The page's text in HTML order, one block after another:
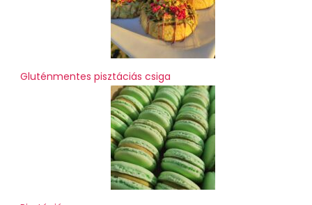
Gluténmentes pisztáciás csiga